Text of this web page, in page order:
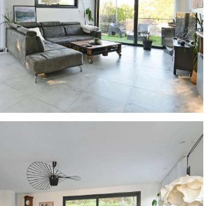
les risques auxquels ce bien est
sur le site Géorisques :
par Zefir.